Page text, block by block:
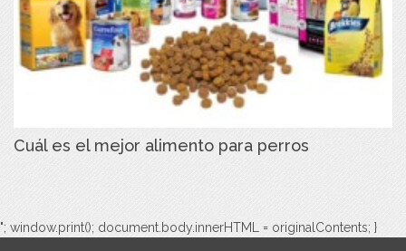
Cuál es el mejor alimento para perros
"; window.print(); document.body.innerHTML = originalContents; }